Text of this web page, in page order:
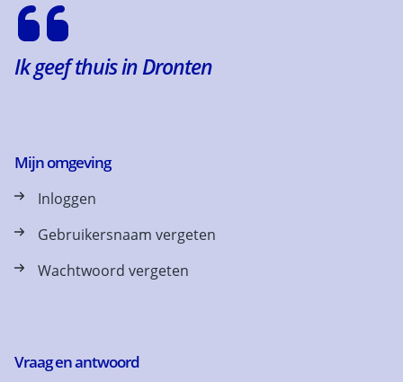
Ik geef thuis in Dronten
Mijn omgeving
Inloggen
Gebruikersnaam vergeten
Wachtwoord vergeten
Vraag en antwoord